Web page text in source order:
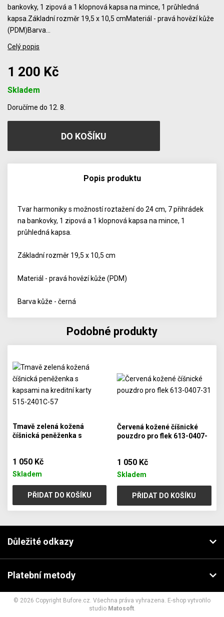
bankovky, 1 zipová a 1 klopnová kapsa na mince, 1 průhledná
kapsa.Základní rozměr 19,5 x 10,5 cmMateriál - pravá hovězí kůže
(PDM)Barva…
Celý popis
1 200 Kč
Skladem
Doručíme do 12. 8.
Popis produktu
Tvar harmoniky s možností roztažení do 24 cm, 7 přihrádek
na bankovky, 1 zipová a 1 klopnová kapsa na mince, 1
průhledná kapsa.
Základní rozměr 19,5 x 10,5 cm
Materiál - pravá hovězí kůže (PDM)
Barva kůže - černá
Podobné produkty
Tmavě zelená kožená
číšnická peněženka s
1 050 Kč
Skladem
PŘIDAT DO KOŠÍKU
Červená kožené číšnické
pouzdro pro flek 613-0407-
1 050 Kč
Skladem
PŘIDAT DO KOŠÍKU
Důležité odkazy
Platební metody
© 2026 Copyright Bufore.cz. Všechna práva vyhrazena. E-shop vytvořilo
studio Matosoft.